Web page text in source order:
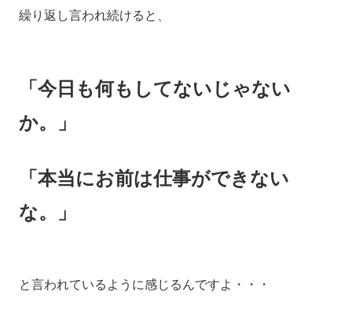
繰り返し言われ続けると、
「今日も何もしてないじゃない
か。」
「本当にお前は仕事ができない
な。」
と言われているように感じるんですよ・・・